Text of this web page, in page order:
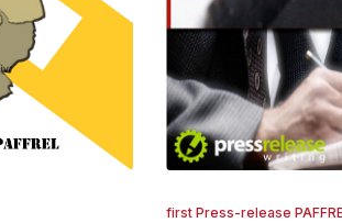
first Press-release